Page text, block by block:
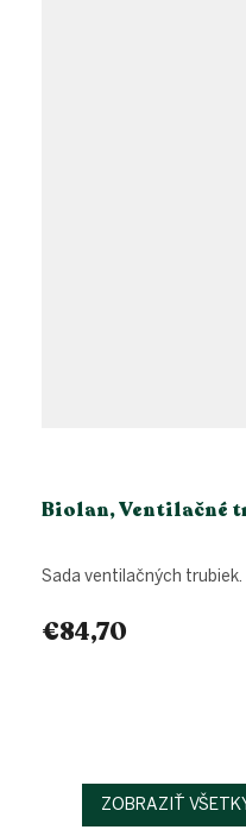
Biolan, Ventilačné
€84,70
Sada ventilačných trubiek.
ZOBRAZIŤ